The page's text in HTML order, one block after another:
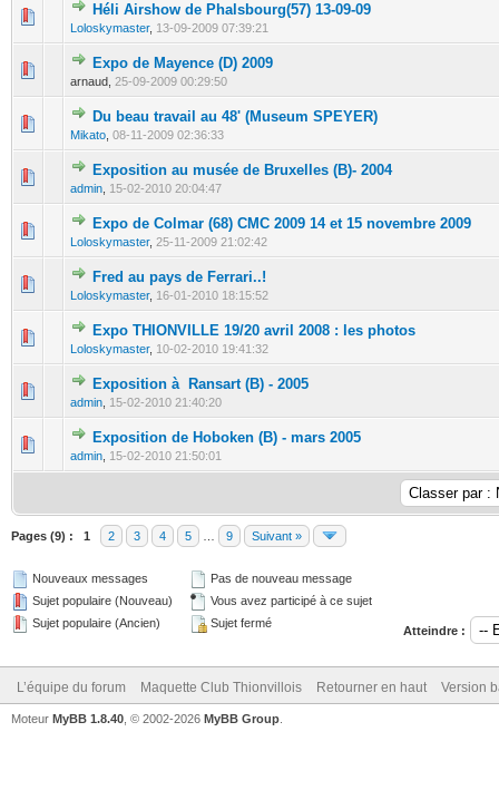
Héli Airshow de Phalsbourg(57) 13-09-09
Loloskymaster, 13-09-2009 07:39:21
0 Votes - 0 sur 5 en moyenne
12345
Expo de Mayence (D) 2009
arnaud, 25-09-2009 00:29:50
0 Votes - 0 sur 5 en moyenne
1 2345
Du beau travail au 48' (Museum SPEYER)
Mikato 08-11-2009 02:36:33
0 Votes - 0 sur 5 en moyenne
1 2345
Exposition au musée de Bruxelles (B)- 2004
admin 15-02-2010 20:04:47
0 Votes - 0 sur 5 en moyenne
1 2345
Expo de Colmar (68) CMC 2009 14 et 15 novembre 2009
Loloskymaster, 25-11-2009 21:02:42
0 Votes - 0 sur 5 en moyenne
12345
Fred au pays de Ferrari..!
Loloskymaster, 16-01-2010 18:15:52
0 Votes - 0 sur 5 en moyenne
12 34
Expo THIONVILLE 19/20 avril 2008 : les photos
Loloskymaster, 10-02-2010 19:41:32
0 Votes - 0 sur 5 en moyenne
12345
Exposition à Ransart (B) - 2005
admin 15-02-2010 21:40:20
0 Votes - 0 sur 5 en moyenne
1234 5
Exposition de Hoboken (B) - mars 2005
admin 15-02-2010 21:50:01
0 Votes - 0 sur 5 en moyenne
123 45
Pages (9) : 1 2 3 4 5 9 Suivant »
Nouveaux messages
Sujet populaire (Nouveau)
Sujet populaire (Ancien)
Pas de nouveau message
Vous avez participé à ce sujet
Sujet fermé
Atteindre :
L’équipe du forum Maquette Club Thionvillois Retourner en haut Version
Moteur MyBB 1.8.40 , © 2002-2026 MyBB Group